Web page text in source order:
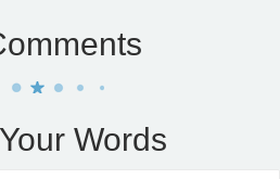
Words